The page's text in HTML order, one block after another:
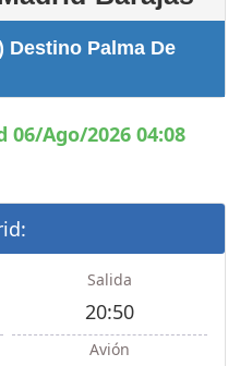
Destino Palma De
Ago/2026 04:08
Salida
20:50
Avión